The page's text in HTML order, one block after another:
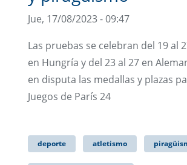
Jue, 17/08/2023 - 09:47
Las pruebas se celebran del 19 al
en Hungría y del 23 al 27 en
en disputa las medallas y plazas
Juegos de París 24
deporte atletismo